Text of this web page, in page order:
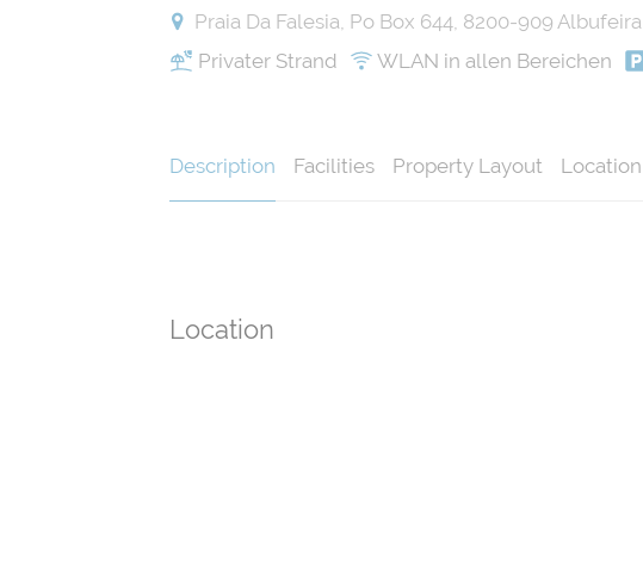
Praia Da Falesia, Po Box 644, 8200-909 Albufeira
Privater Strand
WLAN in allen Bereichen
Description Facilities Property Layout Location
Location